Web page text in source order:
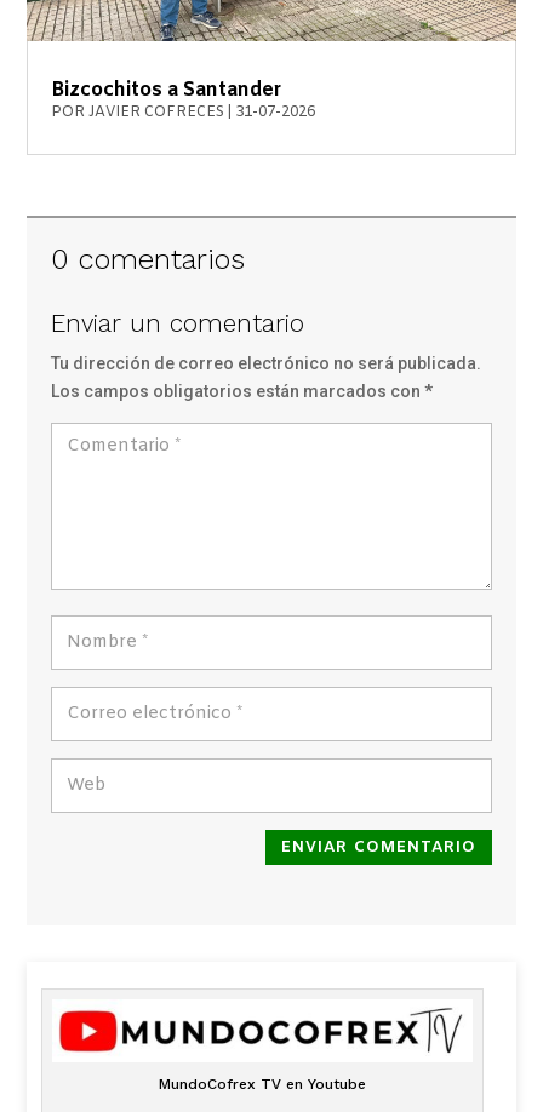
Bizcochitos a Santander
PORJAVIER COFRECES 31-07-2026
0 comentarios
Enviar un comentario
Tu dirección de correo electrónico no será publicada.
Los campos obligatorios están marcados con*
ENVIAR COMENTARIO
MundoCofrex TV en Youtube